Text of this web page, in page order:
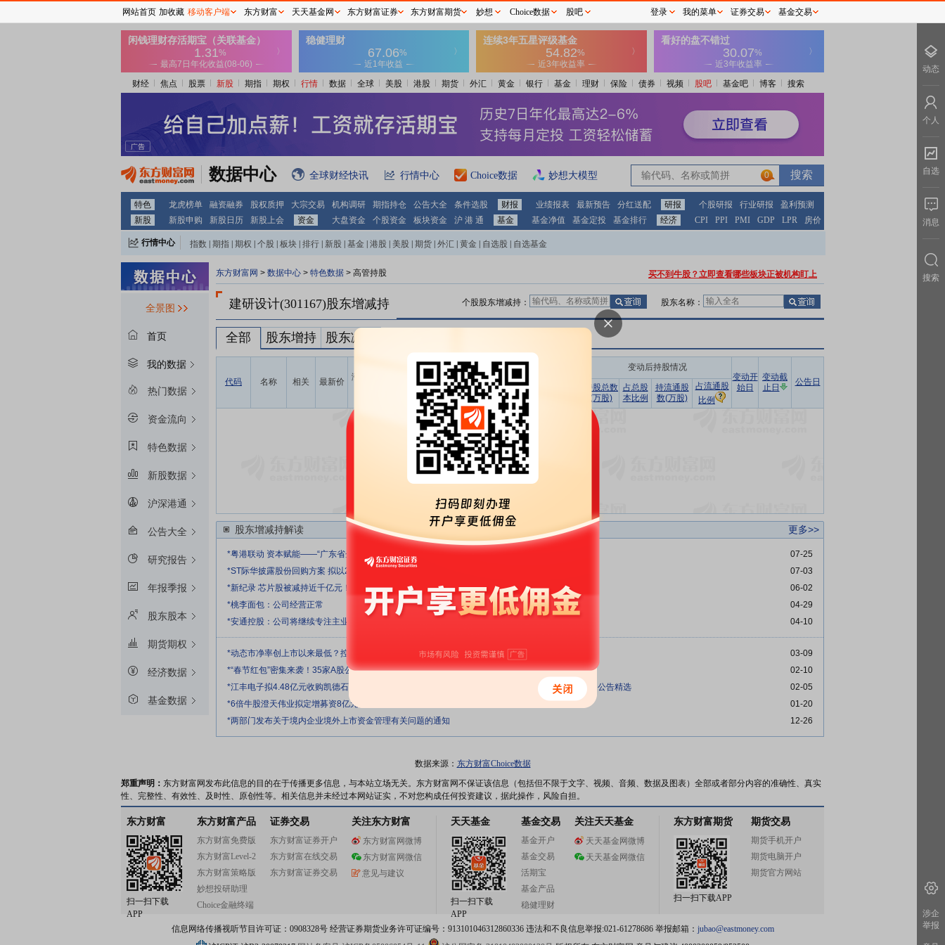
财经 焦点 股票 新股 期指 期权 行情 数据 全球 美股 港股 期货 外汇 黄金 银行 基金 理财 保险 债券 视频 股吧 基金吧 博客 搜索
数据中心 全球财经快讯 行情中心 Choice数据 妙想大模型 0
特色 龙虎榜单 融资融券 股权质押 大宗交易 机构调研 期指持仓 公告大全 条件选股 财报 业绩报表 最新预告 分红送配 研报 个股研报 行业研报
盈利预测
新股
新股申购 新股日历 新股上会 资金 大盘资金 个股资金 板块资金 沪 港 通 基金 基金净值 基金定投 基金排行 经济 CPI PPI PMI GDP LPR 房价
行情中心 指数 期指 期权 个股 板块 排行 新股 基金 港股 美股 期货 外汇 黄金 自选股 自选基金
全景图
首页
我的数据
热门数据
资金流向
特色数据
新股数据
沪深港通
公告大全
研究报告
年报季报
股东股本
期货期权
经济数据
基金数据
东方财富网 > 数据中心 > 特色数据 > 高管持股 买不到牛股？立即查看哪些板块正被机构盯上
建研设计(301167)股东增减持 股东名称：
个股股东增减持：
全部 股东增持 股东减持
代码 名称 相关 最新价
涨跌幅
股东名称
持股变动信息
变动后持股情况
变动开
始日
变动截
止日
公告日
增减
变动数量
(万股)
占总股
本比例
持股总数
(万股)
占总股
本比例
持流通股
数(万股)
占流通股
比例
暂无数据
股东增减持解读 更多>>
*粤港联动 资本赋能——“广东省企业赴港交所IPO政策宣介会”在广州举办
07-25
*ST际华披露股份回购方案 拟以2亿元—4亿元自有资金回购股份稳定股价
07-03
*新纪录 芯片股被减持近千亿元！减持≠下跌 产业长牛不惧风浪（附名单）
06-02
*桃李面包：公司经营正常
04-29
*安通控股：公司将继续专注主业，增强业务优势
04-10
*动态市净率创上市以来最低？控股股东长达11年未增持？金融街互动平台遭投资者诘问
03-09
*“春节红包”密集来袭！35家A股公司本周共计派现超190亿
02-10
*江丰电子拟4.48亿元收购凯德石英15.64%股份；倍轻松实控人马学军因涉嫌操纵证券市场被立案｜公告精选
02-05
*6倍牛股澄天伟业拟定增募资8亿元加码热门赛道，此前实控人及一致行动人完成大额减持
01-20
*两部门发布关于境内企业境外上市资金管理有关问题的通知
12-26
数据来源： 东方财富Choice数据
郑重声明： 东方财富网发布此信息的目的在于传播更多信息，与本站立场无关。东方财富网不保证该信息（包括但不限于文字、视频、音频、数据及图表）全部或者部分内容的准确性、真实
性、完整性、有效性、及时性、原创性等。相关信息并未经过本网站证实，不对您构成任何投资建议，据此操作，风险自担。
东方财富
扫一扫下载
APP
东方财富产品
东方财富免费版
东方财富Level-2
东方财富策略版
妙想投研助理
Choice金融终端
证券交易
东方财富证券开户
东方财富在线交易
东方财富证券交易
关注东方财富
东方财富网微博
东方财富网微信
意见与建议
天天基金
扫一扫下载
APP
基金交易
基金开户
基金交易
活期宝
基金产品
稳健理财
关注天天基金
天天基金网微博
天天基金网微信
东方财富期货
扫一扫下载APP
期货交易
期货手机开户
期货电脑开户
期货官方网站
信息网络传播视听节目许可证：0908328号 经营证券期货业务许可证编号：913101046312860336 违法和不良信息举报:021-61278686 举报邮箱： jubao@eastmoney.com
网站首页 加收藏 移动客户端 东方财富 天天基金网 东方财富证券 东方财富期货 妙想 Choice数据 股吧 登录 我的菜单 证券交易 基金交易
动态
个人
自选
消息
搜索
涉企
举报